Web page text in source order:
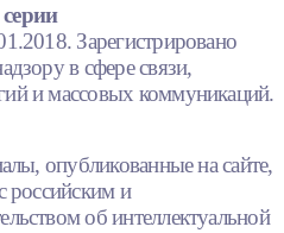
Зарегистрировано
в сфере связи,
и массовых коммуникаций.
опубликованные на сайте,
российским и
об интеллектуальной